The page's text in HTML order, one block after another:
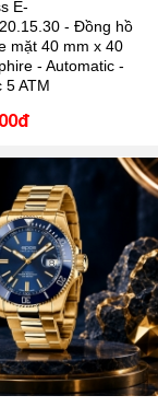
E-
- Đồng hồ
mặt 40 mm x 40
- Automatic -
5 ATM